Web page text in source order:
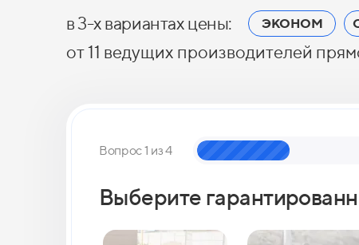
в 3-х вариантах цены: ЭКОНОМ
от 11 ведущих производителей
Вопрос 1 из 4
Выберите